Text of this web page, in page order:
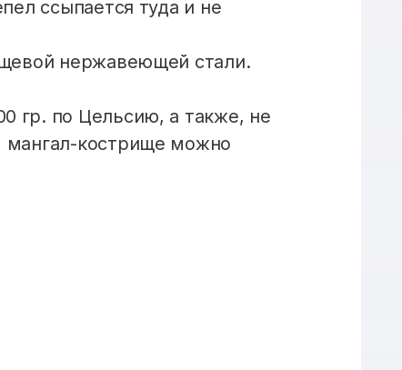
ссыпается туда и не
нержавеющей стали.
гр. по Цельсию, а также, не
мангал-кострище можно